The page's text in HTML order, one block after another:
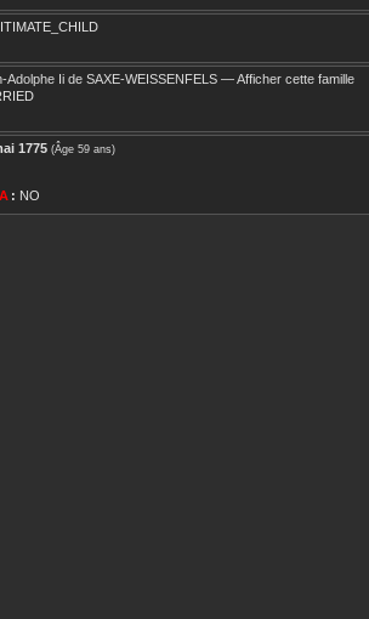
Adolphe Ii de SAXE-WEISSENFELS —Afficher cette famille
1775 (Âge 59 ans)
: NO